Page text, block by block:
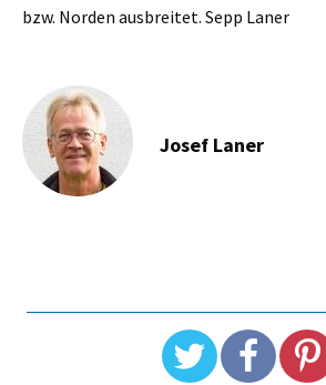
bzw. Norden ausbreitet. Sepp Laner
Josef Laner